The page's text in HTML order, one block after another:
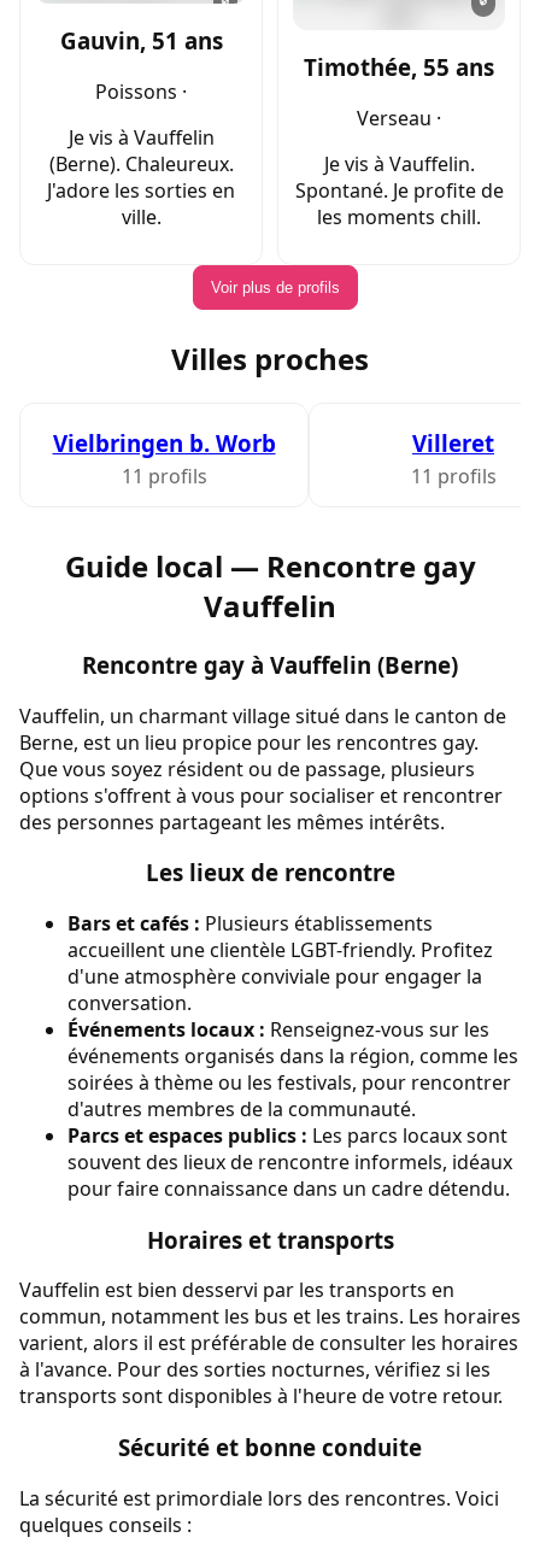
Gauvin, 51 ans
Poissons ·
Je vis à Vauffelin
(Berne). Chaleureux.
J'adore les sorties en
ville.
Timothée, 55 ans
Verseau ·
Je vis à Vauffelin.
Spontané. Je profite de
les moments chill.
Voir plus de profils
Villes proches
Vielbringen b. Worb
11 profils
Villeret
11 profils
Guide local — Rencontre gay
Vauffelin
Rencontre gay à Vauffelin (Berne)
Vauffelin, un charmant village situé dans le canton de
Berne, est un lieu propice pour les rencontres gay.
Que vous soyez résident ou de passage, plusieurs
options s'offrent à vous pour socialiser et rencontrer
des personnes partageant les mêmes intérêts.
Les lieux de rencontre
Bars et cafés : Plusieurs établissements
accueillent une clientèle LGBT-friendly. Profitez
d'une atmosphère conviviale pour engager la
conversation.
Événements locaux : Renseignez-vous sur les
événements organisés dans la région, comme les
soirées à thème ou les festivals, pour rencontrer
d'autres membres de la communauté.
Parcs et espaces publics : Les parcs locaux sont
souvent des lieux de rencontre informels, idéaux
pour faire connaissance dans un cadre détendu.
Horaires et transports
Vauffelin est bien desservi par les transports en
commun, notamment les bus et les trains. Les horaires
varient, alors il est préférable de consulter les horaires
à l'avance. Pour des sorties nocturnes, vérifiez si les
transports sont disponibles à l'heure de votre retour.
Sécurité et bonne conduite
La sécurité est primordiale lors des rencontres. Voici
quelques conseils :